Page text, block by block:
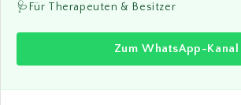
🩺Für Therapeuten & Besitzer
Zum WhatsApp-Kanal